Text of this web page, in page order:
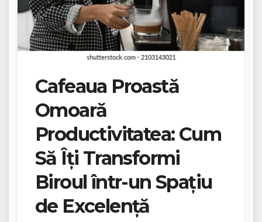
Cafeaua Proastă
Omoară
Productivitatea: Cum
Să Îți Transformi
Biroul într-un Spațiu
de Excelență